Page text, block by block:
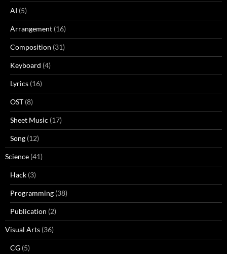
AI (5)
Arrangement (16)
Composition (31)
Keyboard (4)
Lyrics (16)
OST (8)
Sheet Music (17)
Song (12)
Science (41)
Hack (3)
Programming (38)
Publication (2)
Visual Arts (36)
CG (5)